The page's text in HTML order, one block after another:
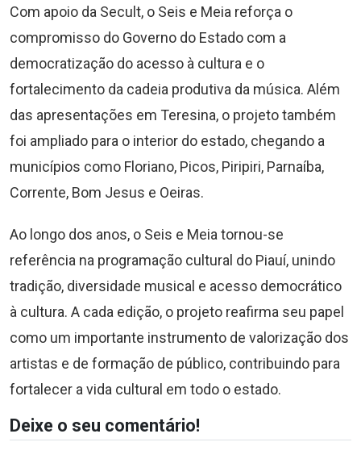
Com apoio da Secult, o Seis e Meia reforça o
compromisso do Governo do Estado com a
democratização do acesso à cultura e o
fortalecimento da cadeia produtiva da música. Além
das apresentações em Teresina, o projeto também
foi ampliado para o interior do estado, chegando a
municípios como Floriano, Picos, Piripiri, Parnaíba,
Corrente, Bom Jesus e Oeiras.
Ao longo dos anos, o Seis e Meia tornou-se
referência na programação cultural do Piauí, unindo
tradição, diversidade musical e acesso democrático
à cultura. A cada edição, o projeto reafirma seu papel
como um importante instrumento de valorização dos
artistas e de formação de público, contribuindo para
fortalecer a vida cultural em todo o estado.
Deixe o seu comentário!